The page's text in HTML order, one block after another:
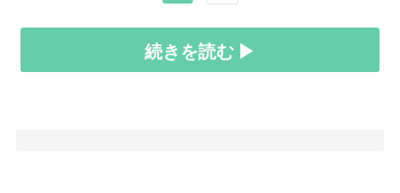
続きを読む ▶